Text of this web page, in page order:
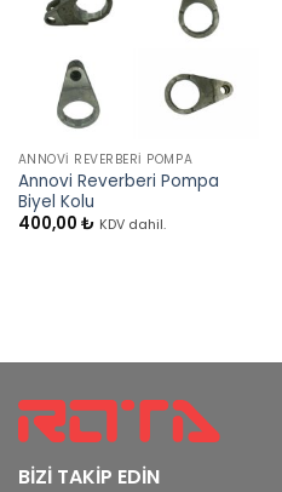
ANNOVI REVERBERI POMPA
Annovi Reverberi Pompa
Biyel Kolu
400,00 ₺ KDV dahil.
BİZİ TAKİP EDİN